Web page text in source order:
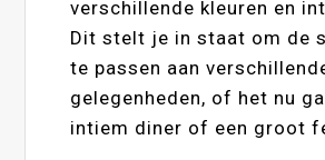
verschillende kleuren en
Dit stelt je in staat om de
te passen aan
gelegenheden, of het nu
intiem diner of een groot